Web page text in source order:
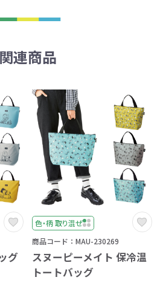
関連商品
グ
色・柄 取り混ぜ
商品コード：MAU-230269
スヌーピーメイト 保冷温
トートバッグ